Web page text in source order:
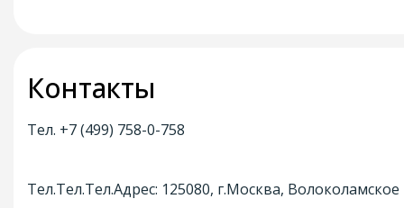
Контакты
Тел. +7 (499) 758-0-758
Тел.Тел.Тел.Адрес: 125080, г.Москва, Волоколамское